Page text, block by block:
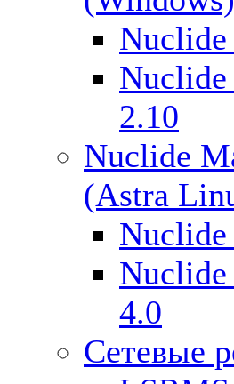
Nuclide
2.10
Nuclide
(Astra
Nuclide
Nuclide
4.0
Сетевые